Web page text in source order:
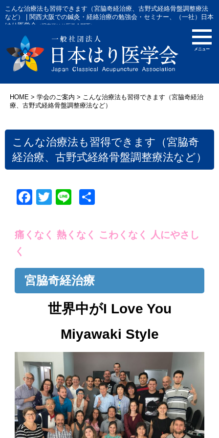
こんな治療法も習得できます（宮脇奇経治療、古野式経絡骨盤調整療法
など） | 関西大阪での鍼灸・経絡治療の勉強会・セミナー、（一社）日本
はり医学会
（旧東洋はり医学会関西）
HOME > 学会のご案内 > こんな治療法も習得できます（宮脇奇経治
療、古野式経絡骨盤調整療法など）
こんな治療法も習得できます（宮脇奇
経治療、古野式経絡骨盤調整療法など）
F
c
e
o
o
T
tt
er
Li
e
痛くなく 熱くなく こわくなく 人にやさし
く
宮脇奇経治療
世界中がI Love You
Miyawaki Style